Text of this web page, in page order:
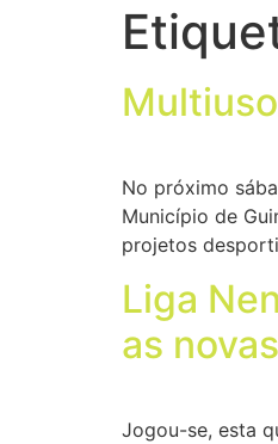
No próximo
Município de
projetos
Liga
as
Jogou-se, esta